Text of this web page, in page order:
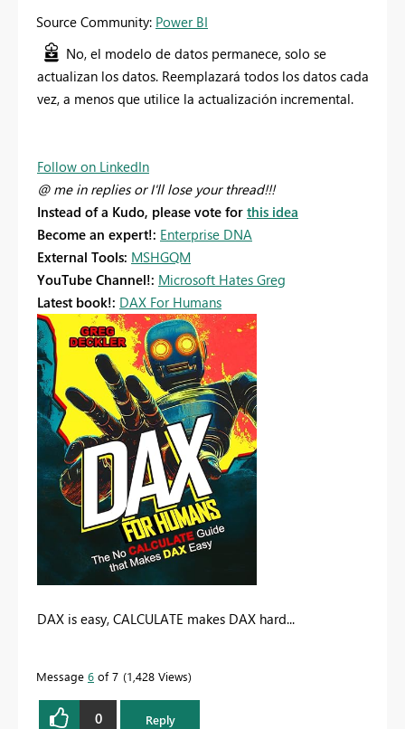
Source Community: Power BI
No, el modelo de datos permanece, solo se
actualizan los datos. Reemplazará todos los datos cada
vez, a menos que utilice la actualización incremental.
Follow on LinkedIn
@ me in replies or I'll lose your thread!!!
Instead of a Kudo, please vote for this idea
Become an expert!: Enterprise DNA
External Tools: MSHGQM
YouTube Channel!: Microsoft Hates Greg
Latest book!: DAX For Humans
DAX is easy, CALCULATE makes DAX hard...
Message 6 of 7 1,428 Views
0 Reply